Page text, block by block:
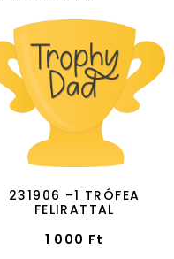
231906 –1 TRÓFEA
FELIRATTAL
1 000 Ft